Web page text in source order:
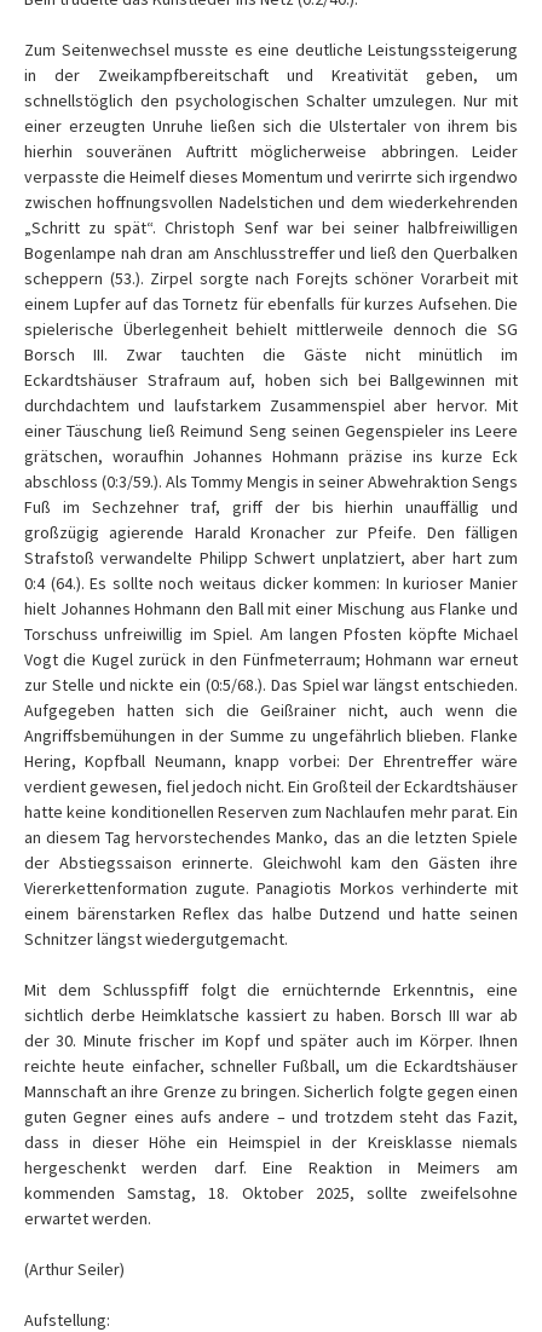
Zum Seitenwechsel musste es eine deutliche Leistungssteigerung
in der Zweikampfbereitschaft und Kreativität geben, um
schnellstöglich den psychologischen Schalter umzulegen. Nur mit
einer erzeugten Unruhe ließen sich die Ulstertaler von ihrem bis
hierhin souveränen Auftritt möglicherweise abbringen. Leider
verpasste die Heimelf dieses Momentum und verirrte sich irgendwo
zwischen hoffnungsvollen Nadelstichen und dem wiederkehrenden
„Schritt zu spät“. Christoph Senf war bei seiner halbfreiwilligen
Bogenlampe nah dran am Anschlusstreffer und ließ den Querbalken
scheppern (53.). Zirpel sorgte nach Forejts schöner Vorarbeit mit
einem Lupfer auf das Tornetz für ebenfalls für kurzes Aufsehen. Die
spielerische Überlegenheit behielt mittlerweile dennoch die SG
Borsch III. Zwar tauchten die Gäste nicht minütlich im
Eckardtshäuser Strafraum auf, hoben sich bei Ballgewinnen mit
durchdachtem und laufstarkem Zusammenspiel aber hervor. Mit
einer Täuschung ließ Reimund Seng seinen Gegenspieler ins Leere
grätschen, woraufhin Johannes Hohmann präzise ins kurze Eck
abschloss (0:3/59.). Als Tommy Mengis in seiner Abwehraktion Sengs
Fuß im Sechzehner traf, griff der bis hierhin unauffällig und
großzügig agierende Harald Kronacher zur Pfeife. Den fälligen
Strafstoß verwandelte Philipp Schwert unplatziert, aber hart zum
0:4 (64.). Es sollte noch weitaus dicker kommen: In kurioser Manier
hielt Johannes Hohmann den Ball mit einer Mischung aus Flanke und
Torschuss unfreiwillig im Spiel. Am langen Pfosten köpfte Michael
Vogt die Kugel zurück in den Fünfmeterraum; Hohmann war erneut
zur Stelle und nickte ein (0:5/68.). Das Spiel war längst entschieden.
Aufgegeben hatten sich die Geißrainer nicht, auch wenn die
Angriffsbemühungen in der Summe zu ungefährlich blieben. Flanke
Hering, Kopfball Neumann, knapp vorbei: Der Ehrentreffer wäre
verdient gewesen, fiel jedoch nicht. Ein Großteil der Eckardtshäuser
hatte keine konditionellen Reserven zum Nachlaufen mehr parat. Ein
an diesem Tag hervorstechendes Manko, das an die letzten Spiele
der Abstiegssaison erinnerte. Gleichwohl kam den Gästen ihre
Viererkettenformation zugute. Panagiotis Morkos verhinderte mit
einem bärenstarken Reflex das halbe Dutzend und hatte seinen
Schnitzer längst wiedergutgemacht.
Mit dem Schlusspfiff folgt die ernüchternde Erkenntnis, eine
sichtlich derbe Heimklatsche kassiert zu haben. Borsch III war ab
der 30. Minute frischer im Kopf und später auch im Körper. Ihnen
reichte heute einfacher, schneller Fußball, um die Eckardtshäuser
Mannschaft an ihre Grenze zu bringen. Sicherlich folgte gegen einen
guten Gegner eines aufs andere – und trotzdem steht das Fazit,
dass in dieser Höhe ein Heimspiel in der Kreisklasse niemals
hergeschenkt werden darf. Eine Reaktion in Meimers am
kommenden Samstag, 18. Oktober 2025, sollte zweifelsohne
erwartet werden.
(Arthur Seiler)
Aufstellung: